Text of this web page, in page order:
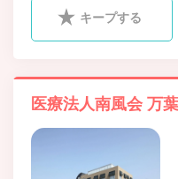
キープする
医療法人南風会 万